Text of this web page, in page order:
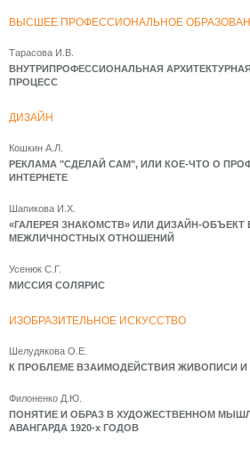
ВЫСШЕЕ ПРОФЕССИОНАЛЬНОЕ
Тарасова И.В.
ВНУТРИПРОФЕССИОНАЛЬНАЯ
ПРОЦЕСС
ДИЗАЙН
Кошкин А.Л.
РЕКЛАМА "СДЕЛАЙ САМ", ИЛИ КОЕ-ЧТО О
ИНТЕРНЕТЕ
Шапикова И.Х.
«ГАЛЕРЕЯ ЗНАКОМСТВ» ИЛИ ДИЗАЙН-ОБЪЕКТ
МЕЖЛИЧНОСТНЫХ ОТНОШЕНИЙ
Усенюк С.Г.
МИССИЯ СОЛЯРИС
ИЗОБРАЗИТЕЛЬНОЕ ИСКУССТВО
Шелудякова О.Е.
К ПРОБЛЕМЕ ВЗАИМОДЕЙСТВИЯ ЖИВОПИСИ
Филоненко Д.Ю.
ПОНЯТИЕ И ОБРАЗ В ХУДОЖЕСТВЕННОМ
АВАНГАРДА 1920-x ГОДОВ